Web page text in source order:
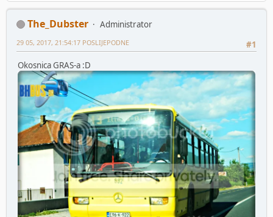
The_Dubster
Administrator
#1
29 05, 2017, 21:54:17 POSLIJEPODNE
Okosnica GRAS-a :D